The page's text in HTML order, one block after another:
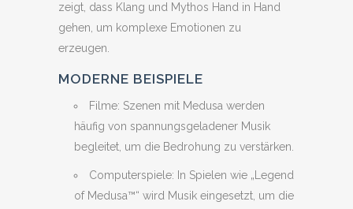
zeigt, dass Klang und Mythos Hand in Hand
gehen, um komplexe Emotionen zu
erzeugen.
MODERNE BEISPIELE
Filme: Szenen mit Medusa werden
häufig von spannungsgeladener Musik
begleitet, um die Bedrohung zu verstärken.
Computerspiele: In Spielen wie „Legend
of Medusa™“ wird Musik eingesetzt, um die